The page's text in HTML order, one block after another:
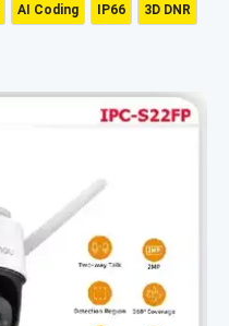
AI Coding IP66 3D DNR